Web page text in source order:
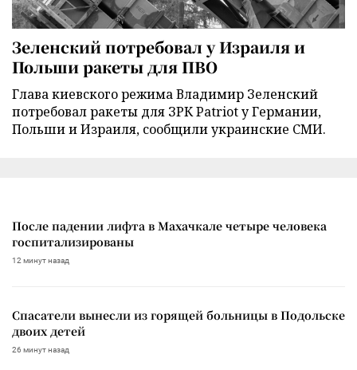
Зеленский потребовал у Израиля и
Польши ракеты для ПВО
Глава киевского режима Владимир Зеленский
потребовал ракеты для ЗРК Patriot у Германии,
Польши и Израиля, сообщили украинские СМИ.
После падении лифта в Махачкале четыре человека
госпитализированы
12 минут назад
Спасатели вынесли из горящей больницы в Подольске
двоих детей
26 минут назад